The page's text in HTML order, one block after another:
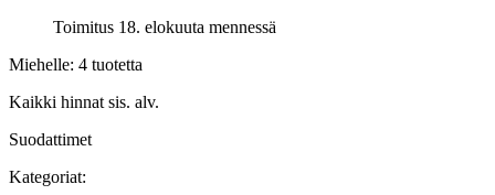
Toimitus 18. elokuuta mennessä
Miehelle: 4 tuotetta
Kaikki hinnat sis. alv.
Suodattimet
Kategoriat: